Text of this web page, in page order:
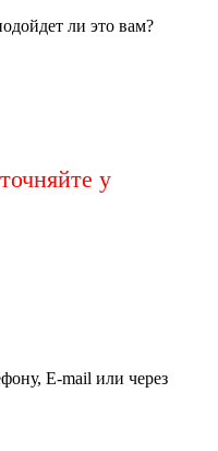
ли это вам?
у
E-mail или через